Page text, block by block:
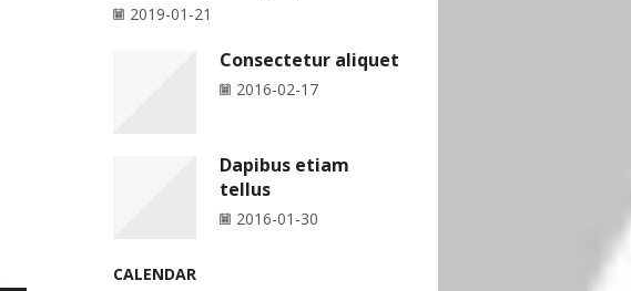
2019-01-21
Consectetur aliquet
2016-02-17
Dapibus etiam
tellus
2016-01-30
CALENDAR